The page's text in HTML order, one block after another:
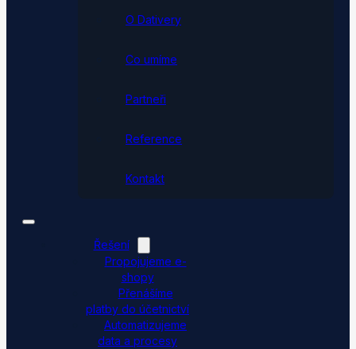
O Dativery
Co umíme
Partneři
Reference
Kontakt
Řešení
Propojujeme e-
shopy
Přenášíme
platby do účetnictví
Automatizujeme
data a procesy